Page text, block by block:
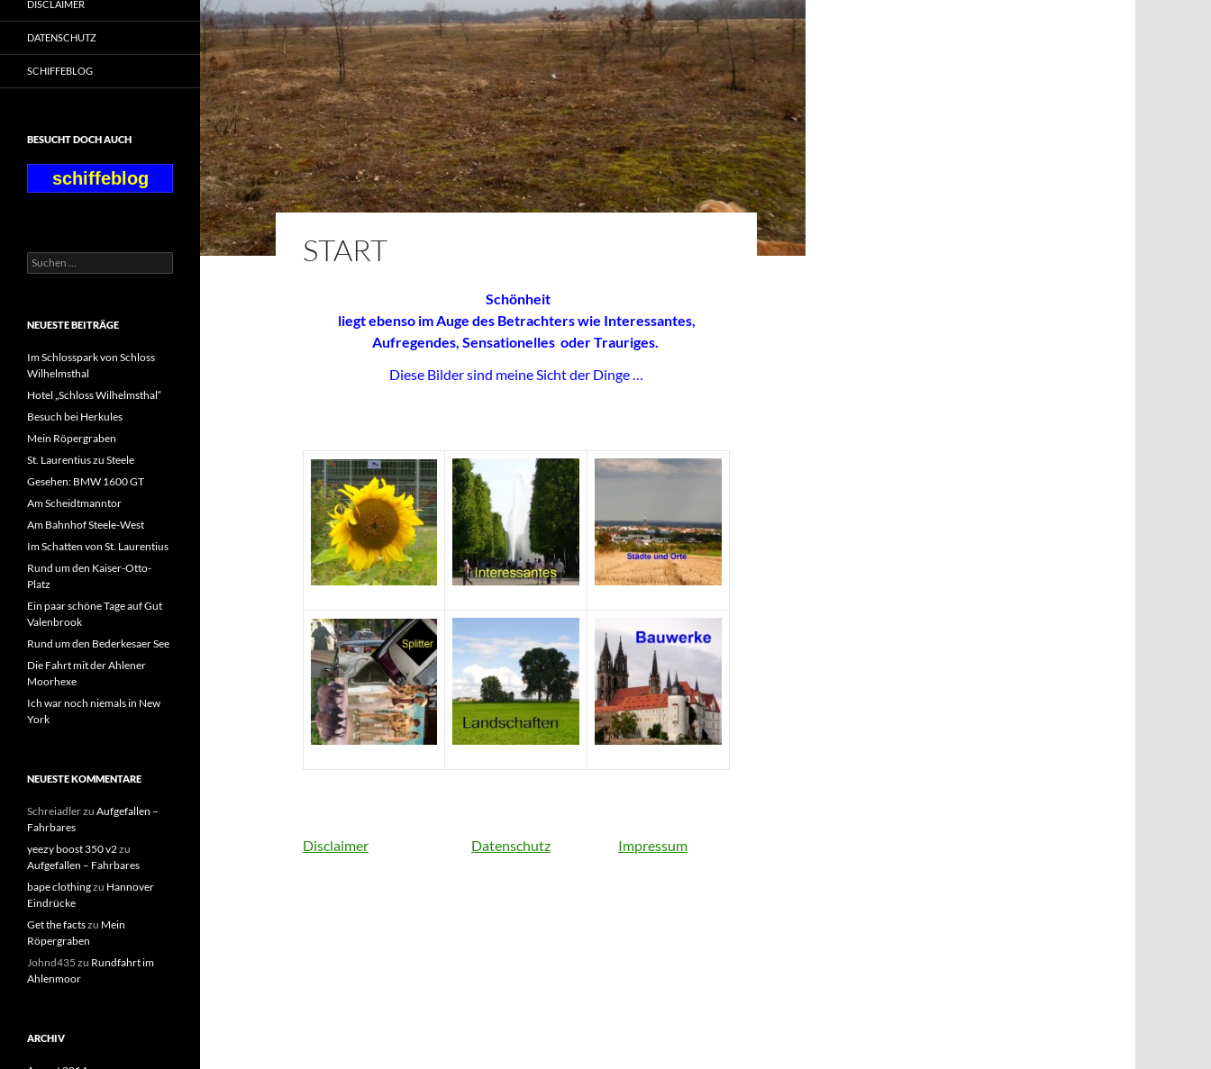
START
Schönheit
liegt ebenso im Auge des Betrachters wie Interessantes,
Aufregendes, Sensationelles oder Trauriges.
Diese Bilder sind meine Sicht der Dinge …
Disclaimer Datenschutz Impressum
DISCLAIMER
DATENSCHUTZ
SCHIFFEBLOG
BESUCHT DOCH AUCH
schiffeblog
Suchen
nach:
NEUESTE BEITRÄGE
Im Schlosspark von Schloss
Wilhelmsthal
Hotel „Schloss Wilhelmsthal“
Besuch bei Herkules
Mein Röpergraben
St. Laurentius zu Steele
Gesehen: BMW 1600 GT
Am Scheidtmanntor
Am Bahnhof Steele-West
Im Schatten von St. Laurentius
Rund um den Kaiser-Otto-
Platz
Ein paar schöne Tage auf Gut
Valenbrook
Rund um den Bederkesaer See
Die Fahrt mit der Ahlener
Moorhexe
Ich war noch niemals in New
York
NEUESTE KOMMENTARE
Schreiadlerzu Aufgefallen –
Fahrbares
yeezy boost 350 v2zu
Aufgefallen – Fahrbares
bape clothingzu Hannover
Eindrücke
Get the factszu Mein
Röpergraben
Johnd435 zu Rundfahrt im
Ahlenmoor
ARCHIV